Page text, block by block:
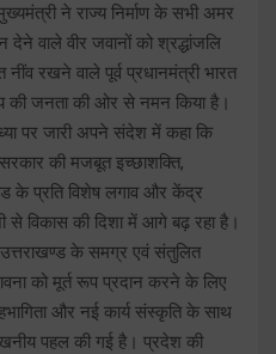
ने राज्य निर्माण के सभी अमर
देने वाले वीर जवानों को श्रद्धांजलि
रखने वाले पूर्व प्रधानमंत्री भारत
की जनता की ओर से नमन किया है।
पर जारी अपने संदेश में कहा कि
की मजबूत इच्छाशक्ति,
के प्रति विशेष लगाव और केंद्र
विकास की दिशा में आगे बढ़ रहा है।
के समग्र एवं संतुलित
को मूर्त रूप प्रदान करने के लिए
और नई कार्य संस्कृति के साथ
पहल की गई है। प्रदेश की